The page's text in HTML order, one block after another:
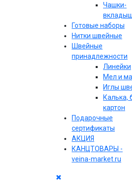
Чашки-
Готовые наборы
Нитки швейные
Швейные
принадлежности
Линейки
Мел и
Иглы
Калька,
картон
Подарочные
сертификаты
АКЦИЯ
КАНЦТОВАРЫ -
veina-market.ru